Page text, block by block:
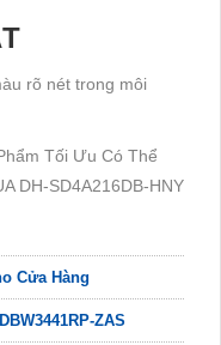
rõ nét trong môi
Tối Ưu Có Thể
DH-SD4A216DB-HNY
Cửa Hàng
ZAS